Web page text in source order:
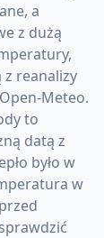
a
z dużą
reanalizy
Meteo.
to
datą z
było w
w